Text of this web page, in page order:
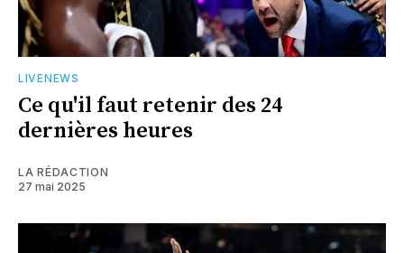
LIVENEWS
Ce qu'il faut retenir des 24
dernières heures
LA RÉDACTION
27 mai 2025